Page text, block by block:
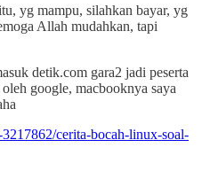
yg mampu, silahkan bayar, yg
Allah mudahkan, tapi
detik.com gara2 jadi peserta
google, macbooknya saya
cerita-bocah-linux-soal-